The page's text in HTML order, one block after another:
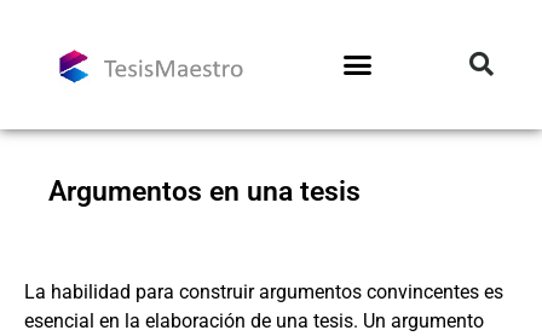
Argumentos en una tesis
La habilidad para construir argumentos convincentes es
esencial en la elaboración de una tesis. Un argumento